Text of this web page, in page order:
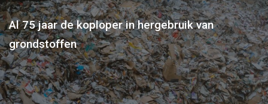
Al 75 jaar de koploper in hergebruik van
grondstoffen